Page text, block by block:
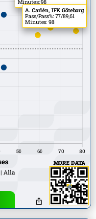
Minutes: 98
A. Carlén, IFK Göteborg
Pass/Pass%: 77/89,61
Minutes: 98
Alla
MORE DATA